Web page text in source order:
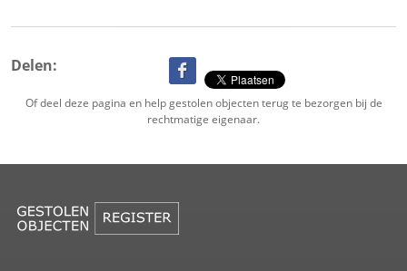
Delen:
Of deel deze pagina en help gestolen objecten terug te bezorgen bij de
rechtmatige eigenaar.